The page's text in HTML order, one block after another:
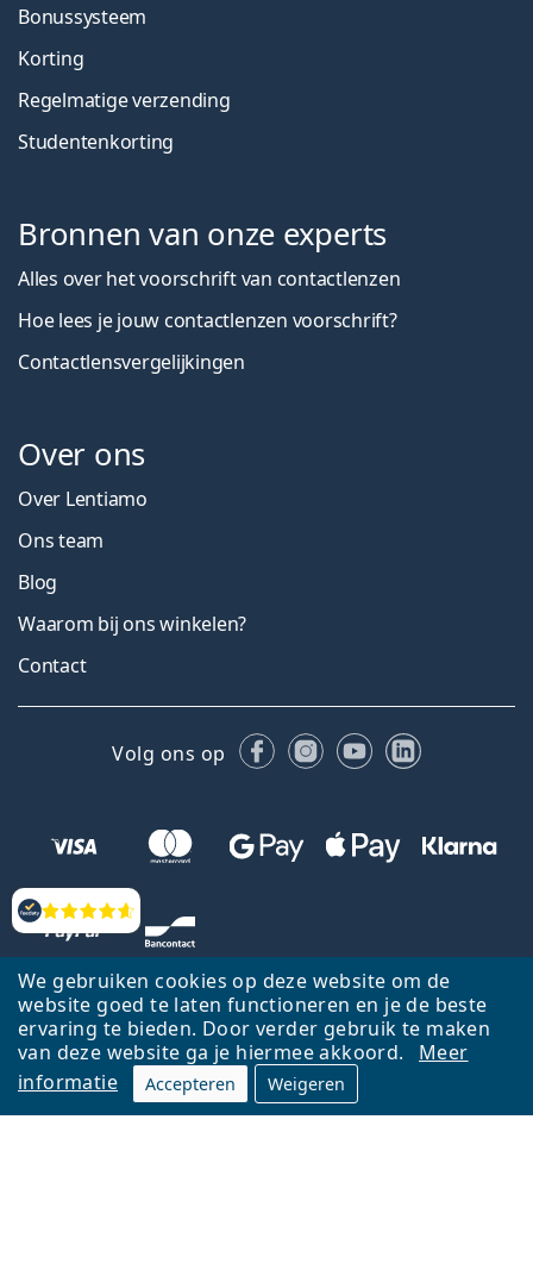
We gebruiken cookies op deze website om de
website goed te laten functioneren en je de beste
ervaring te bieden. Door verder gebruik te maken
van deze website ga je hiermee akkoord.
Meer
informatie
Accepteren Weigeren
Beoordelingen
Bonussysteem
Korting
Regelmatige verzending
Studentenkorting
Bronnen van onze experts
Alles over het voorschrift van contactlenzen
Hoe lees je jouw contactlenzen voorschrift?
Contactlensvergelijkingen
Over ons
Over Lentiamo
Ons team
Blog
Waarom bij ons winkelen?
Contact
Volg ons op FacebookInstagram
YouTubeLinkedIn
Terug naar de homepagina Ga omhoog